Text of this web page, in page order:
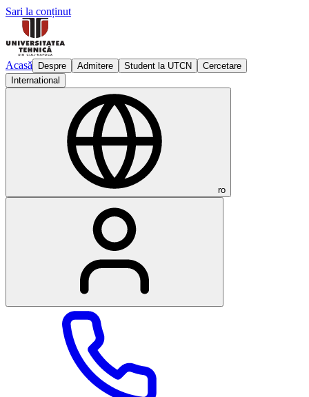
Sari la conținut
Acasă Despre Admitere Student la UTCN
Cercetare
International
ro